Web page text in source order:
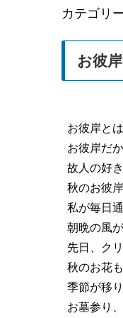
カテゴリ
お彼
お彼岸と
お彼岸だ
故人の好
秋のお彼
私が毎日
朝晩の風
先日、ク
秋のお花
季節が移
お墓参り